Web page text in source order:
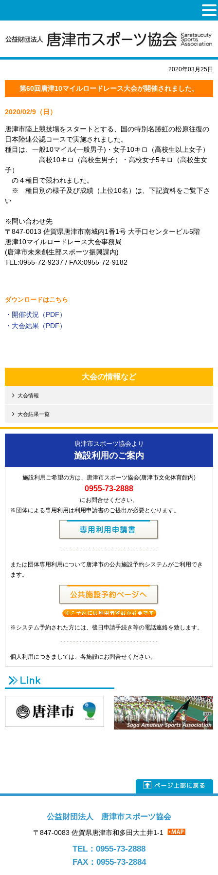
2020年03月25日
第60回唐津10マイルロードレース大会が開催されました。
2020/02/9（日）
唐津市陸上競技場をスタートとする、国の特別名勝虹の松原往復の
日本陸連公認コースで実施されました。
種目は、一般10マイル(一般男子)・女子10キロ（高校生以上女子）
高校10キロ（高校生男子）・高校女子5キロ（高校生女
子）
の４種目で競われました。
※ 種目別の様子及び成績（上位10名）は、下記資料をご覧下さ
い
※問い合わせ先
〒847-0013 佐賀県唐津市南城内1番1号 大手口センタービル5階
唐津10マイルロードレース大会事務局
(唐津市未来創生部スポーツ振興課内)
TEL:0955-72-9237 / FAX:0955-72-9182
ダウンロードはこちら
・開催状況（PDF）
・大会結果（PDF）
大会の情報など
大会情報
大会結果一覧
唐津市スポーツ協会より
施設利用のご案内
施設利用ご希望の方は、唐津市スポーツ協会(唐津市文化体育館内)
0955-73-2888
にお問合せください。
※団体による専用利用は利用申請書のご提出が必要となります。
または団体専用利用について唐津市の公共施設予約システムがご利用でき
ます。
※システム予約された方には、後日申請手続き等の電話連絡を致します。
個人利用につきましては、各施設にお問合せください。
公益財団法人 唐津市スポーツ協会
〒847-0083 佐賀県唐津市和多田大土井1-1
TEL：0955-73-2888
FAX：0955-73-2884